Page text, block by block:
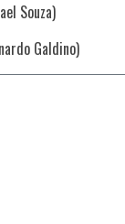
Souza)
Galdino)